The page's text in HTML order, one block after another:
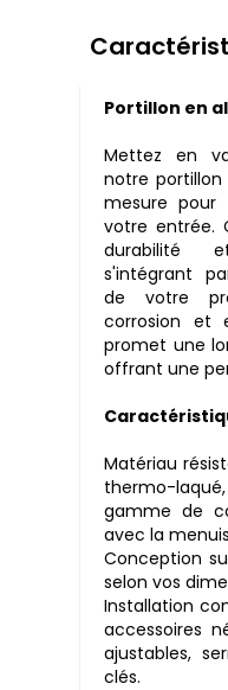
Portillon en
Mettez en
notre
mesure pour
votre entrée.
durabilité
s'intégrant
de votre
corrosion et
promet une
offrant une
Matériau
thermo-laqué,
gamme de
avec la
Conception
selon vos
Installation
accessoires
ajustables,
clés.